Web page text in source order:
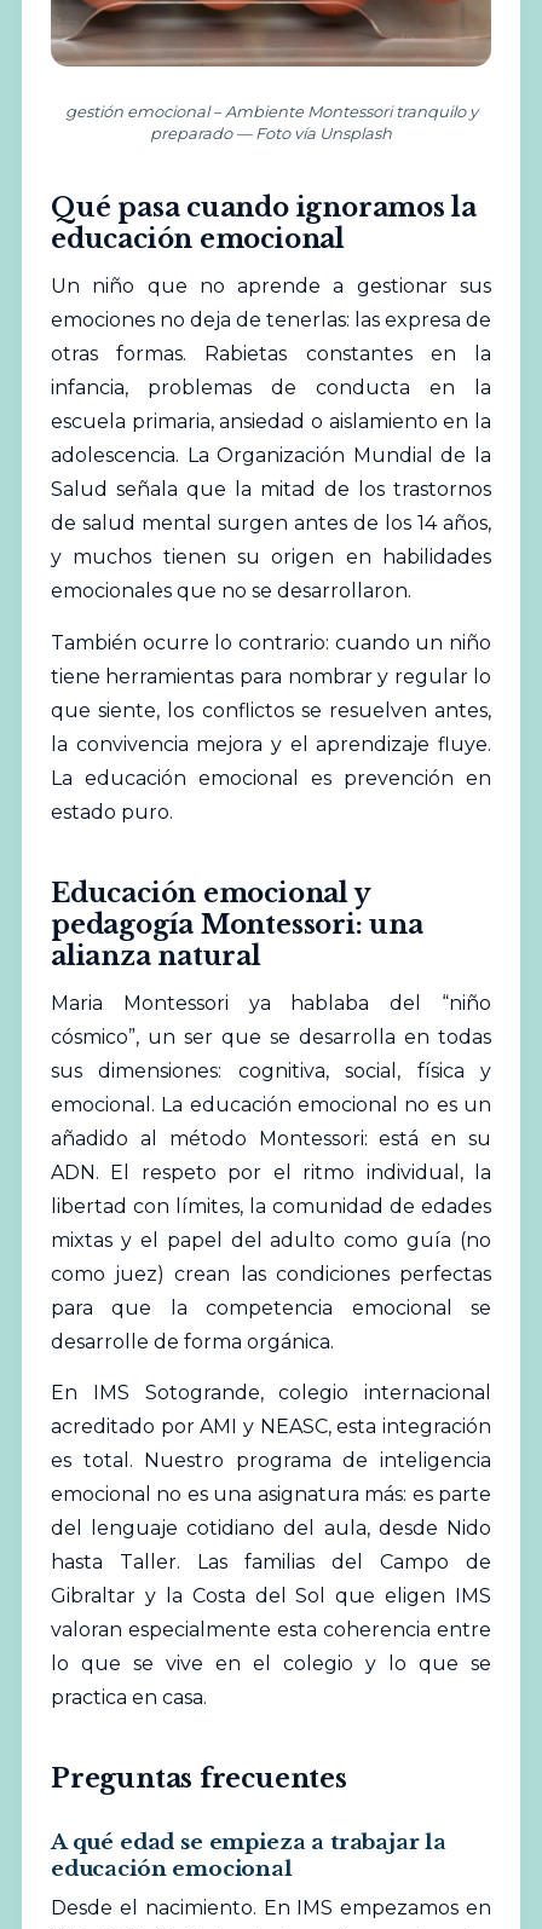
gestión emocional – Ambiente Montessori tranquilo y
preparado — Foto vía Unsplash
Qué pasa cuando ignoramos la
educación emocional
Un niño que no aprende a gestionar sus
emociones no deja de tenerlas: las expresa de
otras formas.
Rabietas constantes en la
infancia, problemas de conducta en la
escuela primaria, ansiedad o aislamiento en la
adolescencia. LaOrganización Mundial de la
Salud señala que la mitad de los trastornos
de salud mental surgen antes de los 14 años,
y muchos tienen su origen en habilidades
emocionales que no se desarrollaron.
También ocurre lo contrario: cuando un niño
tiene herramientas para nombrar y regular lo
que siente, los conflictos se resuelven antes,
la convivencia mejora y el aprendizaje fluye.
La educación emocional es prevención en
estado puro.
Educación emocional y
pedagogía Montessori: una
alianza natural
Maria Montessori ya hablaba del “niño
cósmico”, un ser que se desarrolla en todas
sus dimensiones: cognitiva, social, física y
emocional. La educación emocional no es un
añadido al método Montessori: está en su
ADN. El respeto por el ritmo individual, la
libertad con límites, la comunidad de edades
mixtas y el papel del adulto como guía (no
como juez) crean las condiciones perfectas
para que la competencia emocional se
desarrolle de forma orgánica.
En IMS Sotogrande, colegio internacional
acreditado porAMI
y NEASC, esta integración
es total. Nuestro programa de inteligencia
emocional no es una asignatura más: es parte
del lenguaje cotidiano del aula, desde Nido
hasta Taller. Las familias del Campo de
Gibraltar y la Costa del Sol que eligen IMS
valoran especialmente esta coherencia entre
lo que se vive en el colegio y lo que se
practica en casa.
Preguntas frecuentes
A qué edad se empieza a trabajar la
educación emocional
Desde el nacimiento. En IMS empezamos en